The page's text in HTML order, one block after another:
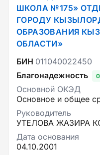
ШКОЛА №175»
ГОРОДУ
ОБРАЗОВАНИЯ
ОБЛАСТИ»
БИН 011040022450
Благонадежность
0
Основной ОКЭД
Основное и общее
Руководитель
УТЕЛОВА ЖАЗИРА
Дата основания
04.10.2001